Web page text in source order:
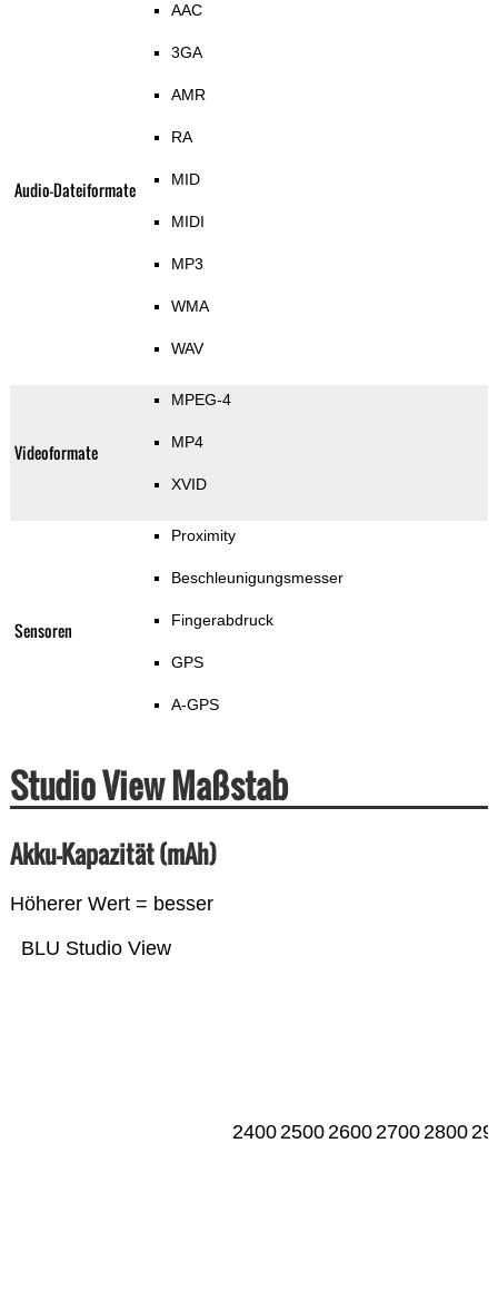
Audio-Dateiformate
AAC
3GA
AMR
RA
MID
MIDI
MP3
WMA
WAV
Videoformate
MPEG-4
MP4
XVID
Sensoren
Proximity
Beschleunigungsmesser
Fingerabdruck
GPS
A-GPS
Studio View Maßstab
Akku-Kapazität (mAh)
Höherer Wert = besser
BLU Studio View
24002500260027002800